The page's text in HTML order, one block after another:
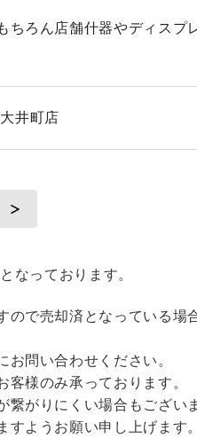
ちろん店舗什器やディスプ
井町店
なっております。
で売却済となっている場
問い合わせください。
様のみ承っております。
がりにくい場合もござい
ようお願い申し上げます。